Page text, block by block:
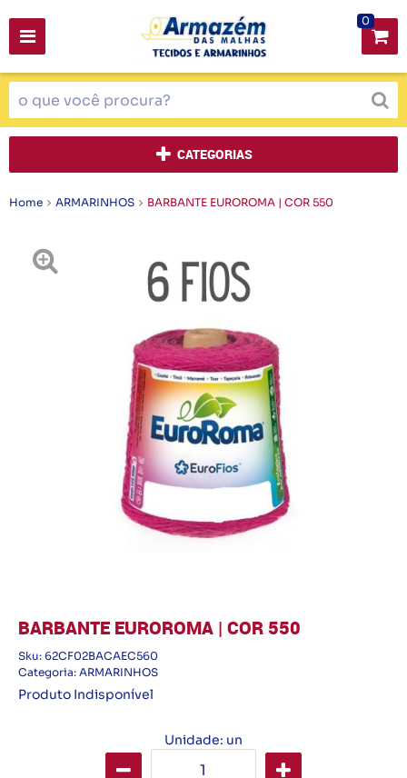
0
CATEGORIAS
Home ARMARINHOS BARBANTE EUROROMA | COR 550
BARBANTE EUROROMA | COR 550
Sku: 62CF02BACAEC560
Categoria: ARMARINHOS
Produto Indisponível
Unidade: un